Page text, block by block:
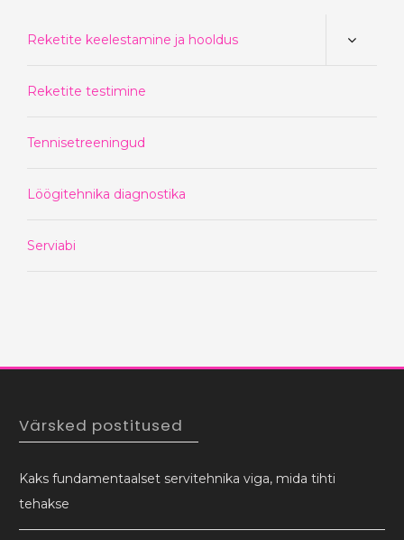
Reketite keelestamine ja hooldus
Reketite testimine
Tennisetreeningud
Löögitehnika diagnostika
Serviabi
Värsked postitused
Kaks fundamentaalset servitehnika viga, mida tihti
tehakse